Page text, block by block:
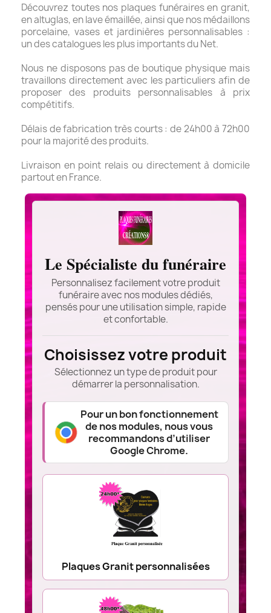
Découvrez toutes nos plaques funéraires en granit,
en altuglas, en lave émaillée, ainsi que nos médaillons
porcelaine, vases et jardinières personnalisables :
un des catalogues les plus importants du Net.
Nous ne disposons pas de boutique physique mais
travaillons directement avec les particuliers afin de
proposer des produits personnalisables à prix
compétitifs.
Délais de fabrication très courts : de 24h00 à 72h00
pour la majorité des produits.
Livraison en point relais ou directement à domicile
partout en France.
Le Spécialiste du funéraire
Personnalisez facilement votre produit
funéraire avec nos modules dédiés,
pensés pour une utilisation simple, rapide
et confortable.
Choisissez votre produit
Sélectionnez un type de produit pour
démarrer la personnalisation.
Pour un bon fonctionnement
de nos modules, nous vous
recommandons d’utiliser
Google Chrome.
Plaques Granit personnalisées